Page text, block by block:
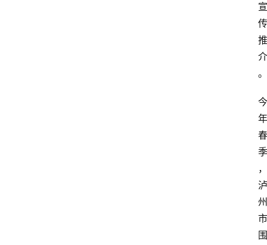
宣
传
推
介
。
今
年
春
季
，
泸
州
市
围